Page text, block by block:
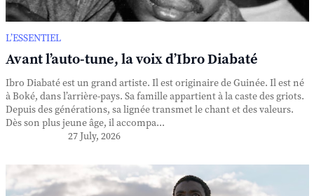
L’ESSENTIEL
Avant l’auto-tune, la voix d’Ibro Diabaté
Ibro Diabaté est un grand artiste. Il est originaire de Guinée. Il est né
à Boké, dans l’arrière-pays. Sa famille appartient à la caste des griots.
Depuis des générations, sa lignée transmet le chant et des valeurs.
Dès son plus jeune âge, il accompa...
27 July, 2026